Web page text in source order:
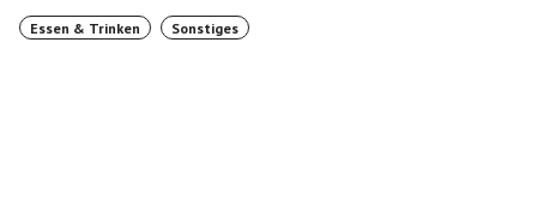
Essen & Trinken Sonstiges